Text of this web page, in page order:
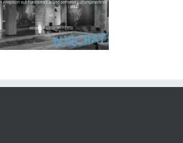
Innovative
Gießereientstaubung
für Metallguss Katz
GmbH